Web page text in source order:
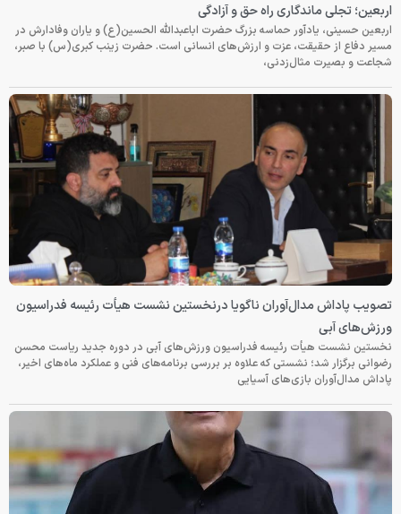
اربعین؛ تجلی ماندگاری راه حق و آزادگی
اربعین حسینی، یادآور حماسه بزرگ حضرت اباعبدالله الحسین(ع) و یاران وفادارش در
مسیر دفاع از حقیقت، عزت و ارزش‌های انسانی است. حضرت زینب کبری(س) با صبر،
شجاعت و بصیرت مثال‌زدنی،
تصویب پاداش مدال‌آوران ناگویا درنخستین نشست هیأت رئیسه فدراسیون
ورزش‌های آبی
نخستین نشست هیأت رئیسه فدراسیون ورزش‌های آبی در دوره جدید ریاست محسن
رضوانی برگزار شد؛ نشستی که علاوه بر بررسی برنامه‌های فنی و عملکرد ماه‌های اخیر،
پاداش مدال‌آوران بازی‌های آسیایی